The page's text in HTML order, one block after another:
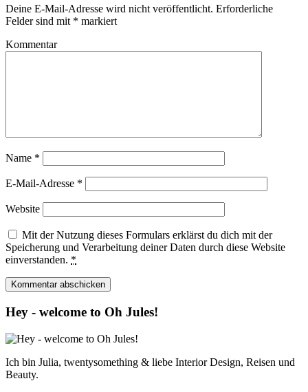
Deine E-Mail-Adresse wird nicht veröffentlicht. Erforderliche
Felder sind mit * markiert
Kommentar
Name *
E-Mail-Adresse *
Website
Mit der Nutzung dieses Formulars erklärst du dich mit der
Speicherung und Verarbeitung deiner Daten durch diese Website
einverstanden. *
Hey - welcome to Oh Jules!
Ich bin Julia, twentysomething & liebe Interior Design, Reisen und
Beauty.